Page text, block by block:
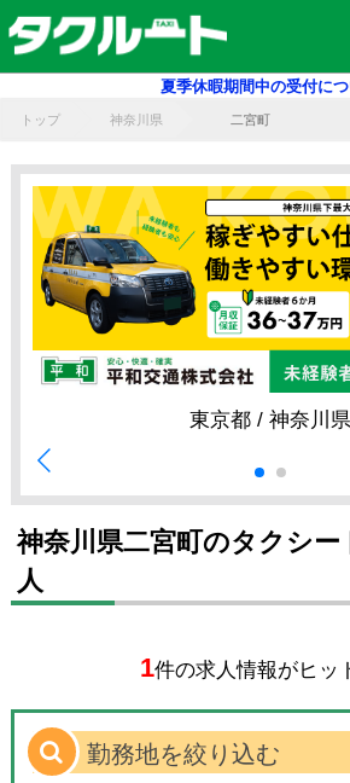
夏季休暇期間中の受付に
トップ 神奈川県 二宮町
東京都 / 神奈川県
神奈川県二宮町のタクシ
人
1件の求人情報がヒッ
勤務地を絞り込む